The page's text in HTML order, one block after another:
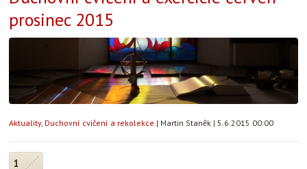
prosinec 2015
Aktuality, Duchovní cvičení a rekolekce | Martin Staněk | 5.6.2015 00:00
1